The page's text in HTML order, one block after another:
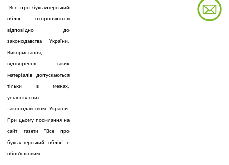
"Все про бухгалтерський
облік" охороняються
відповідно до
законодавства України.
Використання,
відтворення таких
матеріалів допускаються
тільки в межах,
установлених
законодавством України.
При цьому посилання на
сайт газети "Все про
бухгалтерський облік" є
обов'язковим.